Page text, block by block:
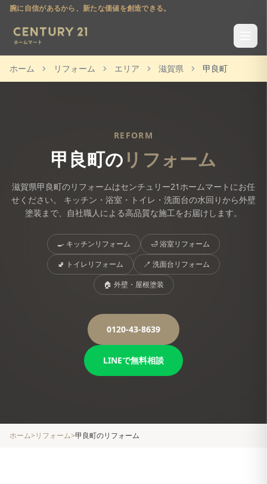
腕に自信があるから、新たな価値を創造できる。
ホーム リフォーム エリア 滋賀県 甲良町
REFORM
甲良町の リフォーム
滋賀県甲良町のリフォームはセンチュリー21ホームマートにお任
せください。 キッチン・浴室・トイレ・洗面台の水回りから外壁
塗装まで、自社職人による高品質な施工をお届けします。
🍳 キッチンリフォーム 🛁浴室リフォーム
🚽 トイレリフォーム 🪥 洗面台リフォーム
🏠 外壁・屋根塗装
0120-43-8639
LINEで無料相談
ホーム> リフォーム>甲良町のリフォーム